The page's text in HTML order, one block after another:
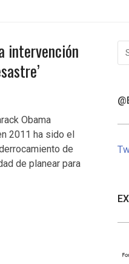
intervención
Obama
2011 ha sido el
de
de planear para